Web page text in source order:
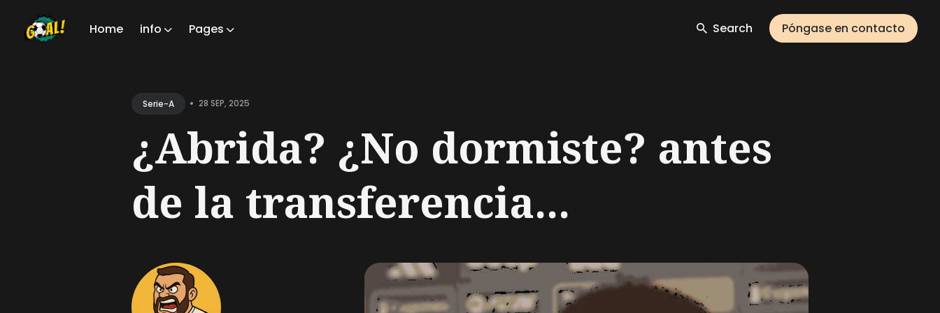
Home info Pages Search Póngase en contacto
Serie-A • 28 SEP, 2025
¿Abrida? ¿No dormiste? antes
de la transferencia...